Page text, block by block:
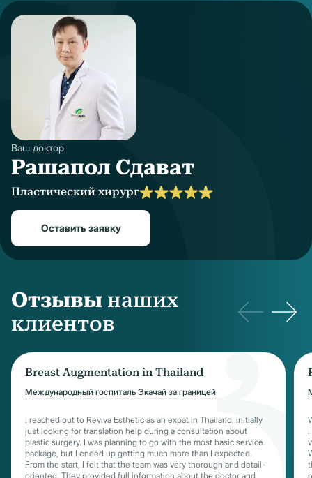
Ваш доктор
Рашапол Сдават
Пластический хирург
Оставить заявку
Отзывы наших
клиентов
Breast Augmentation in Thailand
Международный госпиталь Экачай за границей
I reached out to Reviva Esthetic as an expat in Thailand, initially
just looking for translation help during a consultation about
plastic surgery. I was planning to go with the most basic service
package, but I ended up getting much more than I expected.
From the start, I felt that the team was very thorough and detail-
oriented. They provided full information about the doctor and